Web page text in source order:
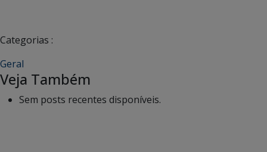
Categorias :
Geral
Veja Também
Sem posts recentes disponíveis.